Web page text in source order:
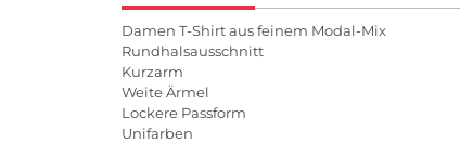
Damen T-Shirt aus feinem Modal-Mix
Rundhalsausschnitt
Kurzarm
Weite Ärmel
Lockere Passform
Unifarben